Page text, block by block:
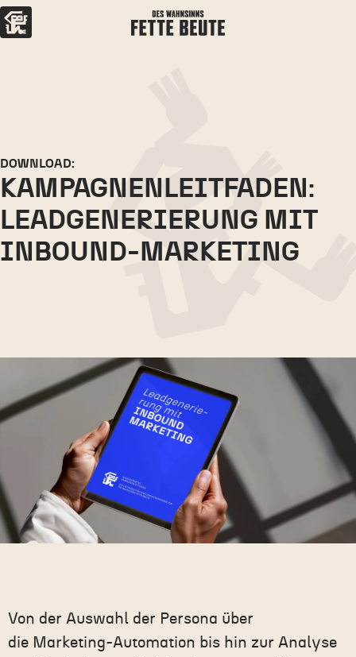
DOWNLOAD:
KAMPAGNEN­LEITFADEN:
LEAD­GENERIERUNG MIT
INBOUND-MARKETING
Von der Auswahl der Persona über
die Marketing-Automation bis hin zur Analyse